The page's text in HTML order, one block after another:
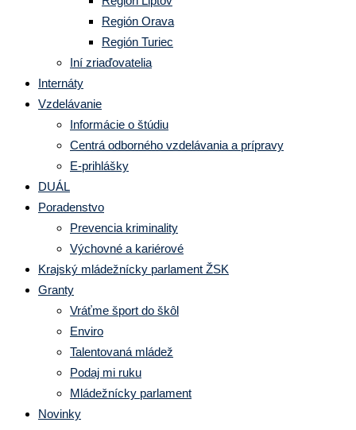
Región Orava
Región Turiec
Iní zriaďovatelia
Internáty
Vzdelávanie
Informácie o štúdiu
Centrá odborného vzdelávania a prípravy
E-prihlášky
DUÁL
Poradenstvo
Prevencia kriminality
Výchovné a kariérové
Krajský mládežnícky parlament ŽSK
Granty
Vráťme šport do škôl
Enviro
Talentovaná mládež
Podaj mi ruku
Mládežnícky parlament
Novinky